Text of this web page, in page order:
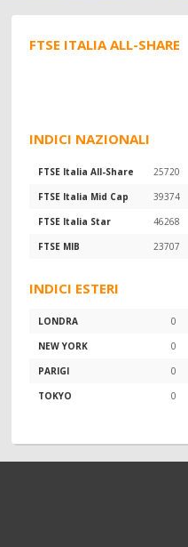
FTSE ITALIA ALL-SHARE
INDICI NAZIONALI
FTSE Italia All-Share 25720
FTSE Italia Mid Cap
39374
FTSE Italia Star
46268
FTSE MIB
23707
INDICI ESTERI
LONDRA 0
NEW YORK
0
PARIGI
0
TOKYO
0